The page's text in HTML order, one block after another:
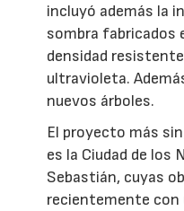
incluyó además la
sombra fabricados
densidad
ultravioleta.
nuevos árboles.
El proyecto más
es la Ciudad de los
Sebastián, cuyas
recientemente con